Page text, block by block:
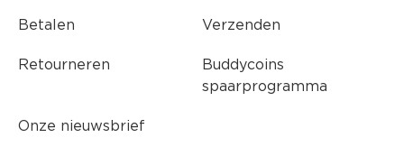
Betalen Verzenden
Retourneren
Buddycoins
spaarprogramma
Onze nieuwsbrief